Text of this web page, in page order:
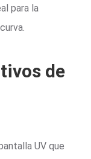
para la
de
UV que